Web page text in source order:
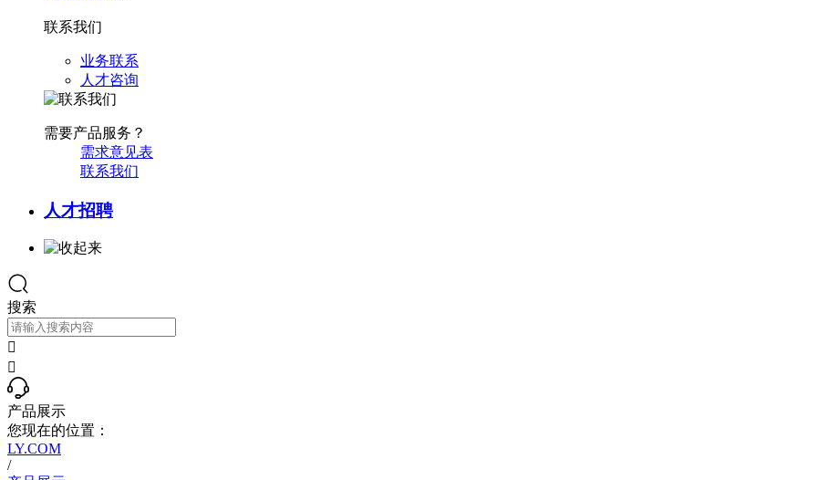
联系我们
业务联系
人才咨询
需要产品服务？
需求意见表
联系我们
人才招聘
搜索


产品展示
您现在的位置：
LY.COM
/